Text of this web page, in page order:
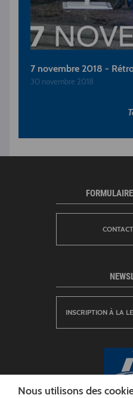
7 novembre 2018 -
30 novembre 2018
INSCRIPTION À LA
Nous utilisons des